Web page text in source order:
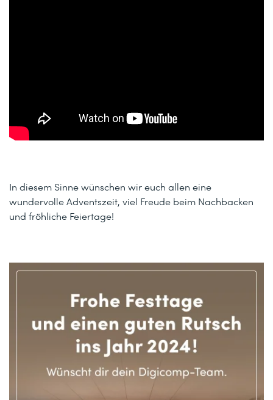
In diesem Sinne wünschen wir euch allen eine
wundervolle Adventszeit, viel Freude beim Nachbacken
und fröhliche Feiertage!